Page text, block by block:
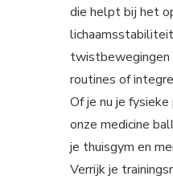
die helpt bij het
twistbewegingen
routines of
Of je nu je
onze medicine
je thuisgym en
Verrijk je